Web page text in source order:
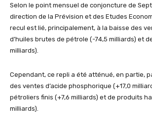
Selon le point mensuel de conjoncture de
direction de la Prévision et des Etudes
recul est lié, principalement, à la baisse des
d’huiles brutes de pétrole (-74,5 milliards) et
milliards).
Cependant, ce repli a été atténué, en partie,
des ventes d’acide phosphorique (+17,0
pétroliers finis (+7,6 milliards) et de produits
milliards).